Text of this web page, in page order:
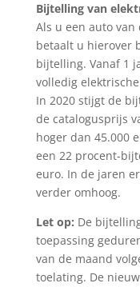
Bijtelling van
Als u een auto van
betaalt u hierover
bijtelling. Vanaf 1
volledig
In 2020 stijgt de
de catalogusprijs
hoger dan 45.000
een 22 procent-
euro. In de jaren
verder omhoog.
Let op: De
toepassing
van de maand
toelating. De